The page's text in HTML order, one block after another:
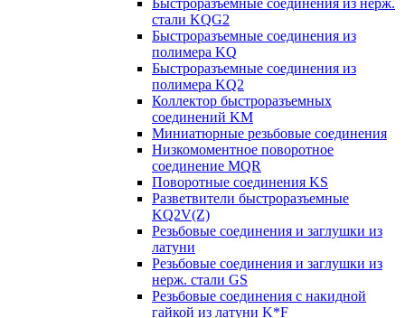
стали KQG2
Быстроразъемные соединения из
полимера KQ
Быстроразъемные соединения из
полимера KQ2
Коллектор быстроразъемных
соединений KM
Миниатюрные резьбовые соединения
Низкомоментное поворотное
соединение MQR
Поворотные соединения KS
Разветвители быстроразъемные
KQ2V(Z)
Резьбовые соединения и заглушки из
латуни
Резьбовые соединения и заглушки из
нерж. стали GS
Резьбовые соединения с накидной
гайкой из латуни K*F